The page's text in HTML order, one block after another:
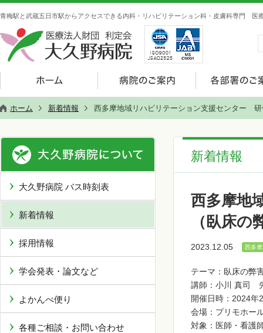
青梅駅と武蔵五日市駅からアクセスできる内科・リハビリテーション科・皮膚科専門 医
ホーム 新着情報 西多摩地域リハビリテーション支援センター
新着情報
西多摩地
（臥床
2023.12.05 西多
テーマ：臥床の弊
講師：小川 真司
開催日時：2024年
会場：プリモホー
対象：医師・看護
大久野病院 バス時刻表
新着情報
採用情報
学会発表・論文など
よかんべ便り
各種ご相談・お問い合わせ